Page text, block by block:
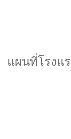
แผนที่โรงแ